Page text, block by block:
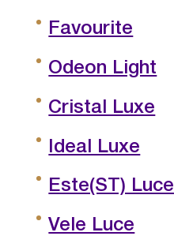
Favourite
Odeon Light
Cristal Luxe
Ideal Luxe
Este(ST) Luce
Vele Luce